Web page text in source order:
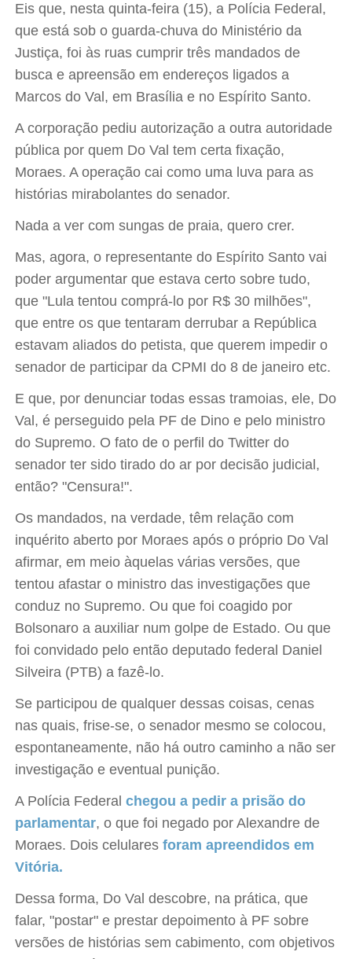
Eis que, nesta quinta-feira (15), a Polícia Federal,
que está sob o guarda-chuva do Ministério da
Justiça, foi às ruas cumprir três mandados de
busca e apreensão em endereços ligados a
Marcos do Val, em Brasília e no Espírito Santo.
A corporação pediu autorização a outra autoridade
pública por quem Do Val tem certa fixação,
Moraes. A operação cai como uma luva para as
histórias mirabolantes do senador.
Nada a ver com sungas de praia, quero crer.
Mas, agora, o representante do Espírito Santo vai
poder argumentar que estava certo sobre tudo,
que "Lula tentou comprá-lo por R$ 30 milhões",
que entre os que tentaram derrubar a República
estavam aliados do petista, que querem impedir o
senador de participar da CPMI do 8 de janeiro etc.
E que, por denunciar todas essas tramoias, ele, Do
Val, é perseguido pela PF de Dino e pelo ministro
do Supremo. O fato de o perfil do Twitter do
senador ter sido tirado do ar por decisão judicial,
então? "Censura!".
Os mandados, na verdade, têm relação com
inquérito aberto por Moraes após o próprio Do Val
afirmar, em meio àquelas várias versões, que
tentou afastar o ministro das investigações que
conduz no Supremo. Ou que foi coagido por
Bolsonaro a auxiliar num golpe de Estado. Ou que
foi convidado pelo então deputado federal Daniel
Silveira (PTB) a fazê-lo.
Se participou de qualquer dessas coisas, cenas
nas quais, frise-se, o senador mesmo se colocou,
espontaneamente, não há outro caminho a não ser
investigação e eventual punição.
A Polícia Federalchegou a pedir a prisão do
parlamentar, o que foi negado por Alexandre de
Moraes. Dois celulares foram apreendidos em
Vitória.
Dessa forma, Do Val descobre, na prática, que
falar, "postar" e prestar depoimento à PF sobre
versões de histórias sem cabimento, com objetivos